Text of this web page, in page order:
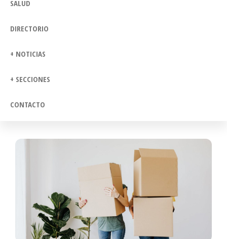
SALUD
DIRECTORIO
+ NOTICIAS
+ SECCIONES
CONTACTO